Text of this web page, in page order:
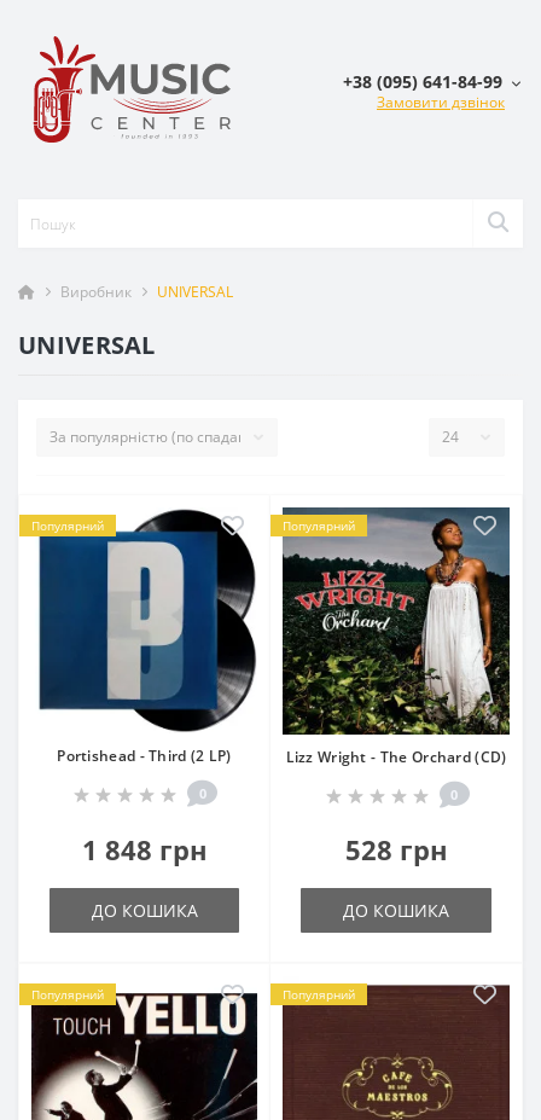
+38 (095) 641-84-99
Замовити дзвінок
Виробник UNIVERSAL
UNIVERSAL
Популярний
Portishead - Third (2 LP)
0
1 848 грн
ДО КОШИКА
Популярний
Lizz Wright - The Orchard (CD)
0
528 грн
ДО КОШИКА
Популярний Популярний